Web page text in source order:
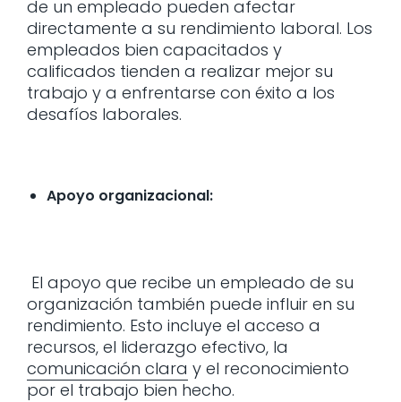
de un empleado pueden afectar
directamente a su rendimiento laboral. Los
empleados bien capacitados y
calificados tienden a realizar mejor su
trabajo y a enfrentarse con éxito a los
desafíos laborales.
Apoyo organizacional:
El apoyo que recibe un empleado de su
organización también puede influir en su
rendimiento. Esto incluye el acceso a
recursos, el liderazgo efectivo, la
comunicación clara y el reconocimiento
por el trabajo bien hecho.